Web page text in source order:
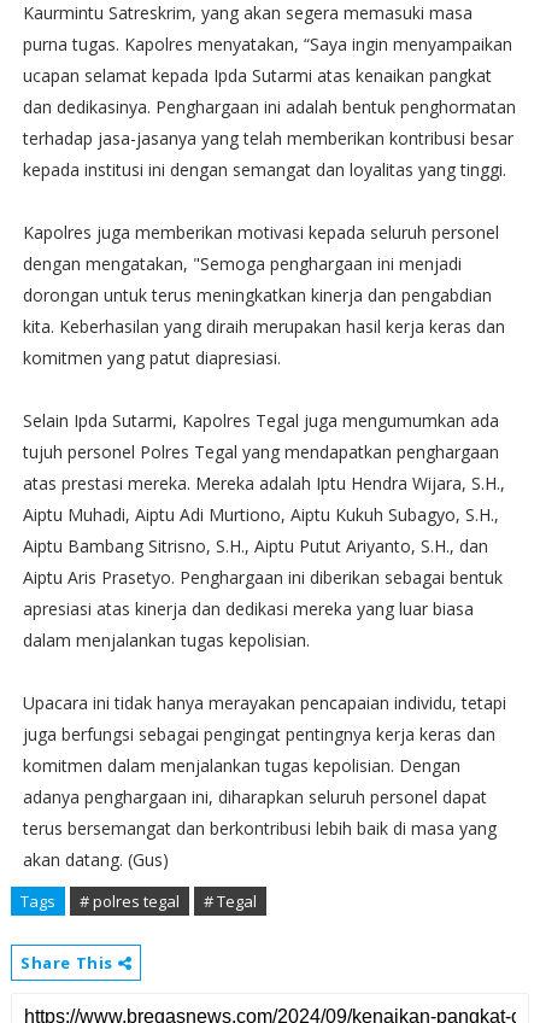
Kaurmintu Satreskrim, yang akan segera memasuki masa
purna tugas. Kapolres menyatakan, “Saya ingin menyampaikan
ucapan selamat kepada Ipda Sutarmi atas kenaikan pangkat
dan dedikasinya. Penghargaan ini adalah bentuk penghormatan
terhadap jasa-jasanya yang telah memberikan kontribusi besar
kepada institusi ini dengan semangat dan loyalitas yang tinggi.
Kapolres juga memberikan motivasi kepada seluruh personel
dengan mengatakan, "Semoga penghargaan ini menjadi
dorongan untuk terus meningkatkan kinerja dan pengabdian
kita. Keberhasilan yang diraih merupakan hasil kerja keras dan
komitmen yang patut diapresiasi.
Selain Ipda Sutarmi, Kapolres Tegal juga mengumumkan ada
tujuh personel Polres Tegal yang mendapatkan penghargaan
atas prestasi mereka. Mereka adalah Iptu Hendra Wijara, S.H.,
Aiptu Muhadi, Aiptu Adi Murtiono, Aiptu Kukuh Subagyo, S.H.,
Aiptu Bambang Sitrisno, S.H., Aiptu Putut Ariyanto, S.H., dan
Aiptu Aris Prasetyo. Penghargaan ini diberikan sebagai bentuk
apresiasi atas kinerja dan dedikasi mereka yang luar biasa
dalam menjalankan tugas kepolisian.
Upacara ini tidak hanya merayakan pencapaian individu, tetapi
juga berfungsi sebagai pengingat pentingnya kerja keras dan
komitmen dalam menjalankan tugas kepolisian. Dengan
adanya penghargaan ini, diharapkan seluruh personel dapat
terus bersemangat dan berkontribusi lebih baik di masa yang
akan datang. (Gus)
Tags # polres tegal # Tegal
Share This